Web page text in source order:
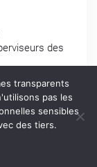
des
transparents
pas les
sensibles
des tiers.